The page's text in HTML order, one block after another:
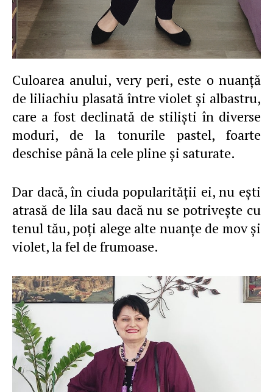
Culoarea anului, very peri, este o nuanţă
de liliachiu plasată între violet şi albastru,
care a fost declinată de stilişti în diverse
moduri, de la tonurile pastel, foarte
deschise până la cele pline şi saturate.
Dar dacă, în ciuda popularităţii ei, nu eşti
atrasă de lila sau dacă nu se potriveşte cu
tenul tău, poţi alege alte nuanţe de mov şi
violet, la fel de frumoase.